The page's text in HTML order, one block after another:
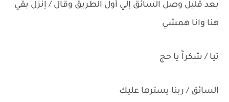
بعد قليل وصل السائق إلي أول الطريق وقال / إنزل بقي
هنا وانا همشي
تيا / شكراََ يا حج
السائق / ربنا يسترها عليك